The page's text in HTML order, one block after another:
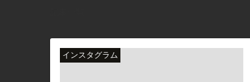
インスタグラム